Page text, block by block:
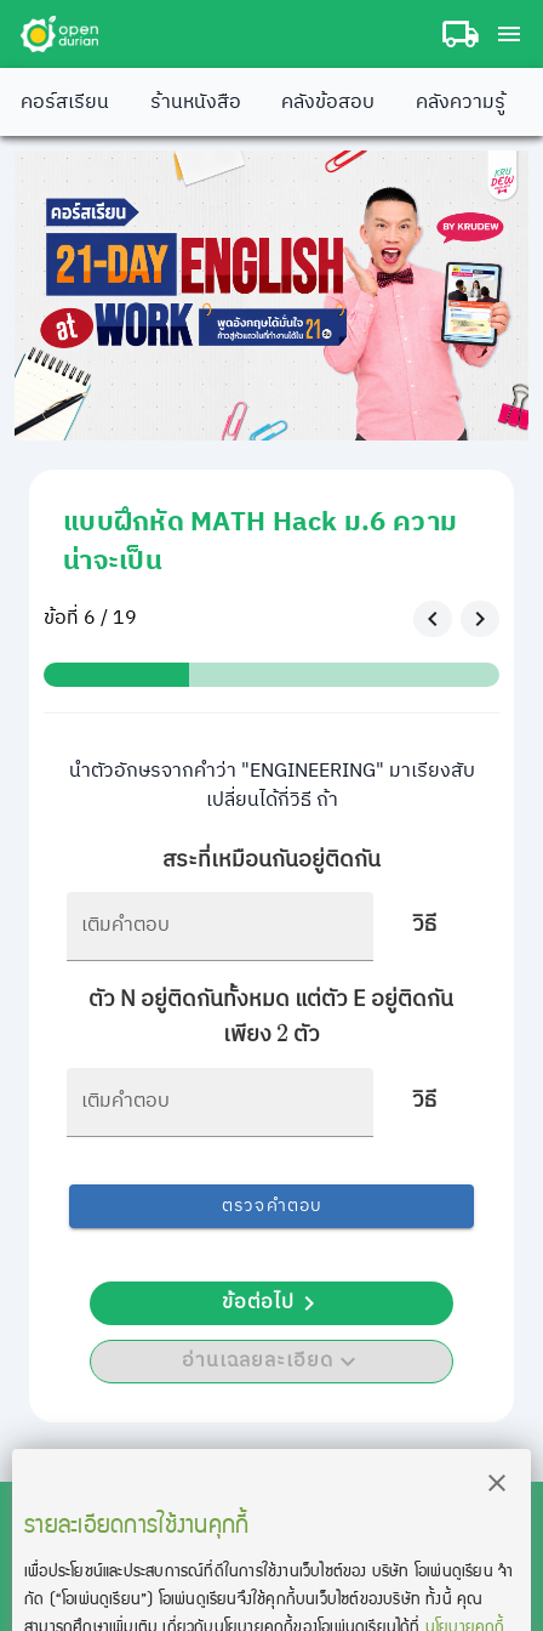
คอร์สเรียน ร้านหนังสือ คลังข้อสอบ คลังความรู้
แบบฝึกหัด MATH Hack ม.6 ความ
น่าจะเป็น
ข้อที่ 6 / 19
นำตัวอักษรจากคำว่า "ENGINEERING" มาเรียงสับ
เปลี่ยนได้กี่วิธี ถ้า
สระที่เหมือนกันอยู่ติดกัน
เติมคำตอบ วิธี
ตัว N อยู่ติดกันทั้งหมด แต่ตัว E อยู่ติดกัน
เพียง2 ตัว
เติมคำตอบ วิธี
ตรวจคำตอบ
อ่านเฉลยละเอียด
ข้อต่อไป
รายละเอียดการใช้งานคุกกี้
เพื่อประโยชน์และประสบการณ์ที่ดีในการใช้งานเว็บไซต์ของ บริษัท โอเพ่นดูเรียน จํา
กัด (“โอเพ่นดูเรียน”)โอเพ่นดูเรียนจึงใช้คุกกี้บนเว็บไซต์ของบริษัท ทั้งนี้ คุณ
สงวนลิขสิทธิ์โดย บริษัท โอเพ่นดูเรียน จำกัด 2021 ©︎ OpenDurian
Co., Ltd.